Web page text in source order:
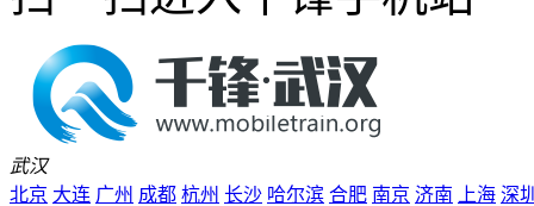
武汉
北京 大连 广州 成都 杭州 长沙 哈尔滨 合肥 南京 济南 上海 深